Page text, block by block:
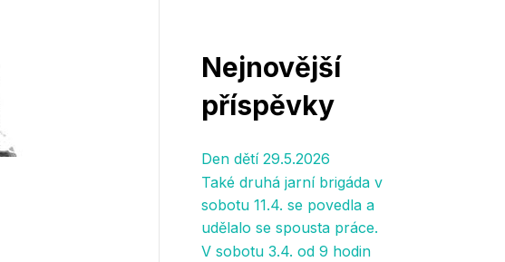
Nejnovější
příspěvky
Den dětí 29.5.2026
Také druhá jarní brigáda v
sobotu 11.4. se povedla a
udělalo se spousta práce.
V sobotu 3.4. od 9 hodin